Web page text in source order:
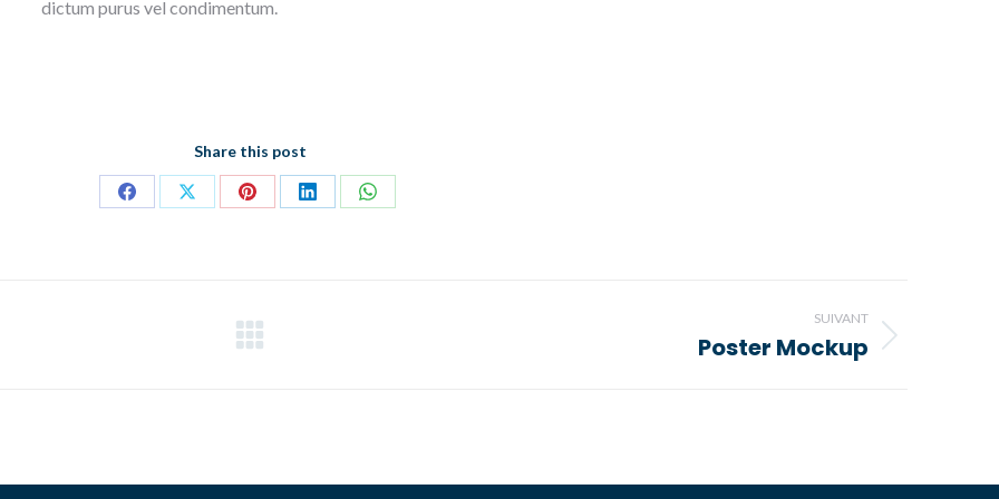
dictum purus vel condimentum.
Share this post
PartagerPartagerPartagerPartagerPartager
SUIVANT
Poster Mockup